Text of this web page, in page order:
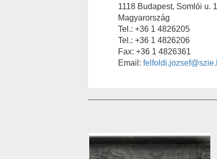
1118 Budapest, Somlói u.
Magyarország
Tel.: +36 1 4826205
Tel.: +36 1 4826206
Fax: +36 1 4826361
Email: